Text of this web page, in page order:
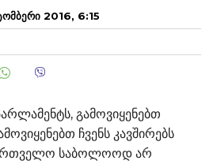
2016, 6:15
გამოვიყენებთ
ჩვენს კავშირებს
საბოლოოდ არ